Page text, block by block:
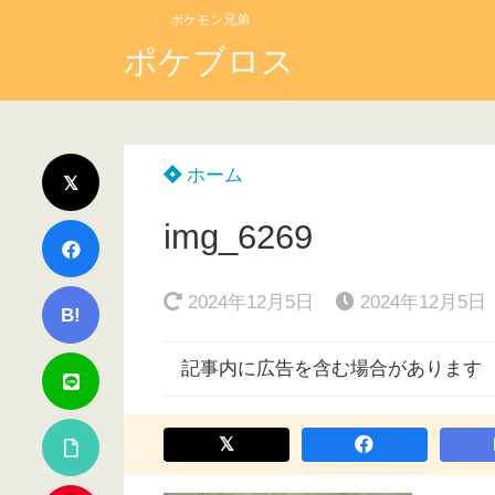
ポケモン兄弟
ポケブロス
B!
ホーム
img_6269
2024年12月5日 2024年12月5日
記事内に広告を含む場合があります